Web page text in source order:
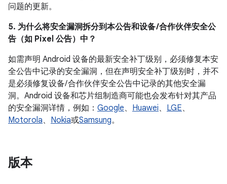
问题的更新。
5. 为什么将安全漏洞拆分到本公告和设备 /合作伙伴安全公
告（如 Pixel 公告）中？
如需声明 Android 设备的最新安全补丁级别，必须修复本安
全公告中记录的安全漏洞，但在声明安全补丁级别时，并不
是必须修复设备/ 合作伙伴安全公告中记录的其他安全漏
洞。Android 设备和芯片组制造商可能也会发布针对其产品
的安全漏洞详情，例如： Google、 Huawei、 LGE、
Motorola、 Nokia或Samsung。
版本